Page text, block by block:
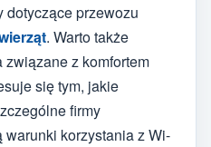
dotyczące przewozu
. Warto także
z komfortem
się tym, jakie
firmy
korzystania z Wi-